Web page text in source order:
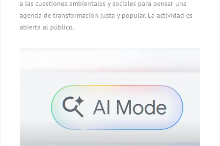
a las cuestiones ambientales y sociales para pensar una
agenda de transformación justa y popular. La actividad es
abierta al público.